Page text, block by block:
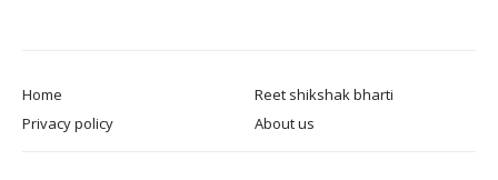
Home
Reet shikshak bharti
Privacy policy
About us